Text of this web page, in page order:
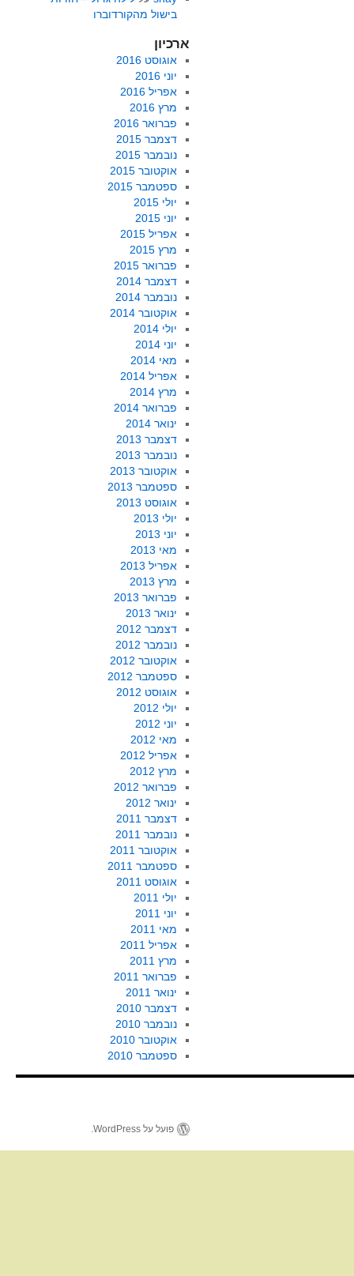
בישול מהקורדוברו
ארכיון
אוגוסט 2016
יוני 2016
אפריל 2016
מרץ 2016
פברואר 2016
דצמבר 2015
נובמבר 2015
אוקטובר 2015
ספטמבר 2015
יולי 2015
יוני 2015
אפריל 2015
מרץ 2015
פברואר 2015
דצמבר 2014
נובמבר 2014
אוקטובר 2014
יולי 2014
יוני 2014
מאי 2014
אפריל 2014
מרץ 2014
פברואר 2014
ינואר 2014
דצמבר 2013
נובמבר 2013
אוקטובר 2013
ספטמבר 2013
אוגוסט 2013
יולי 2013
יוני 2013
מאי 2013
אפריל 2013
מרץ 2013
פברואר 2013
ינואר 2013
דצמבר 2012
נובמבר 2012
אוקטובר 2012
ספטמבר 2012
אוגוסט 2012
יולי 2012
יוני 2012
מאי 2012
אפריל 2012
מרץ 2012
פברואר 2012
ינואר 2012
דצמבר 2011
נובמבר 2011
אוקטובר 2011
ספטמבר 2011
אוגוסט 2011
יולי 2011
יוני 2011
מאי 2011
אפריל 2011
מרץ 2011
פברואר 2011
ינואר 2011
דצמבר 2010
נובמבר 2010
אוקטובר 2010
ספטמבר 2010
פועל על WordPress.